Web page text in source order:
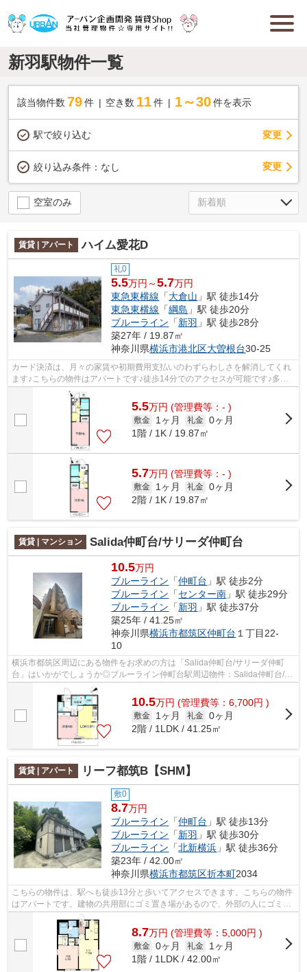
新羽駅物件一覧
該当物件数 79件 空き数 11 件 1～30 件を表示
駅で絞り込む 変更
絞り込み条件： なし 変更
空室のみ
賃貸 | アパート ハイム愛花D
礼0
5.5万円～5.7万円
東急東横線 「大倉山 」駅 徒歩14分
東急東横線 「綱島 」駅 徒歩20分
ブルーライン 「新羽 」駅 徒歩28分
築27年 / 19.87㎡
神奈川県横浜市港北区大曽根台30-25
カード決済は、月々の家賃や初期費用支払いのわずらわしさを解消してくれ
ます♪こちらの物件はアパートです♪徒歩14分でのアクセスが可能です♪多く
の方にご好評をいただいている、清潔感...
5.5万円 (管理費等：- )
敷金 1ヶ月 礼金 0ヶ月
1階 / 1K / 19.87㎡
5.7万円 (管理費等：- )
敷金 1ヶ月 礼金 0ヶ月
2階 / 1K / 19.87㎡
賃貸 | マンション Salida仲町台/サリーダ仲町台
10.5万円
ブルーライン 「仲町台 」駅 徒歩2分
ブルーライン 「センター南 」駅 徒歩29分
ブルーライン 「新羽 」駅 徒歩37分
築25年 / 41.25㎡
神奈川県横浜市都筑区仲町台 １丁目22-
10
横浜市都筑区周辺にある物件をお求めの方は「Salida仲町台/サリーダ仲町
台」はいかがでしょうか◎ブルーライン仲町台駅周辺物件：Salida仲町台/サ
リーダ仲町台◎機械式駐車場を利用でき...
10.5万円 (管理費等：6,700円 )
敷金 1ヶ月 礼金 0ヶ月
2階 / 1LDK / 41.25㎡
賃貸 | アパート リーフ都筑B【SHM】
敷0
8.7万円
ブルーライン 「仲町台 」駅 徒歩13分
ブルーライン 「新羽 」駅 徒歩30分
ブルーライン 「北新横浜 」駅 徒歩36分
築23年 / 42.00㎡
神奈川県横浜市都筑区折本町2034
こちらの物件は、駅へも徒歩13分と歩いてアクセスできます。こちらの物件
はアパートです。建物の共用部にゴミ置き場があるので、外部の人にゴミを
見られるなどのトラブルも防げます。...
8.7万円 (管理費等：5,000円 )
敷金 0ヶ月 礼金
1ヶ月
1階 / 1LDK / 42.00㎡